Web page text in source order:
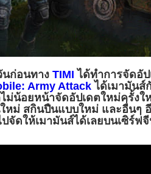
นก่อนทาง TIMI ได้ทำการจัดอั
Army Attack ได้เมามันส์
ม่น้อยหน้าจัดอัปเดตใหม่ครั้ง
หม่ สกินปืนแบบใหม่ และอื่นๆ
จัดให้เมามันส์ได้เลยบนเซิร์ฟ